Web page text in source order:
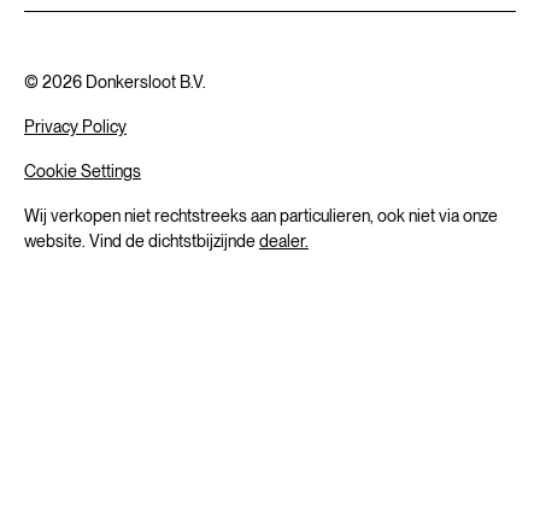
Wij verkopen niet rechtstreeks aan particulieren, ook niet via onze
website. Vind de dichtstbijzijndedealer.
Privacy Policy
Cookie Settings
©2026 Donkersloot B.V.